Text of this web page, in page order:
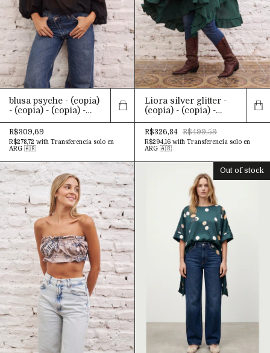
blusa psyche - (copia)
- (copia) - (copia) -
(copia) - (copia) -
(copia) - (copia) -
(copia) - (copia) -
(copia) - (copia) -
(copia) - (copia) -
(copia) - (copia) -
(copia) - (copia) -
(copia) - (copia) -
(copia) - (copia)
R$309,69
R$278,72 with Transferencia solo en
ARG 🇦🇷
Liora silver glitter -
(copia) - (copia) -
(copia) - (copia) -
(copia) - (copia) -
(copia) - (copia) -
(copia) - (copia) -
(copia) - (copia) -
(copia) - (copia) -
(copia) - (copia) -
(copia) - (copia) -
(copia) - (copia) -
(copia) - (copia) -
(copia) - (copia) -
(copia) - (copia) -
(copia) - (copia) -
(copia) - (copia) -
R$326,84 R$499,59
R$294,16 with Transferencia solo en
ARG 🇦🇷
Out of stock